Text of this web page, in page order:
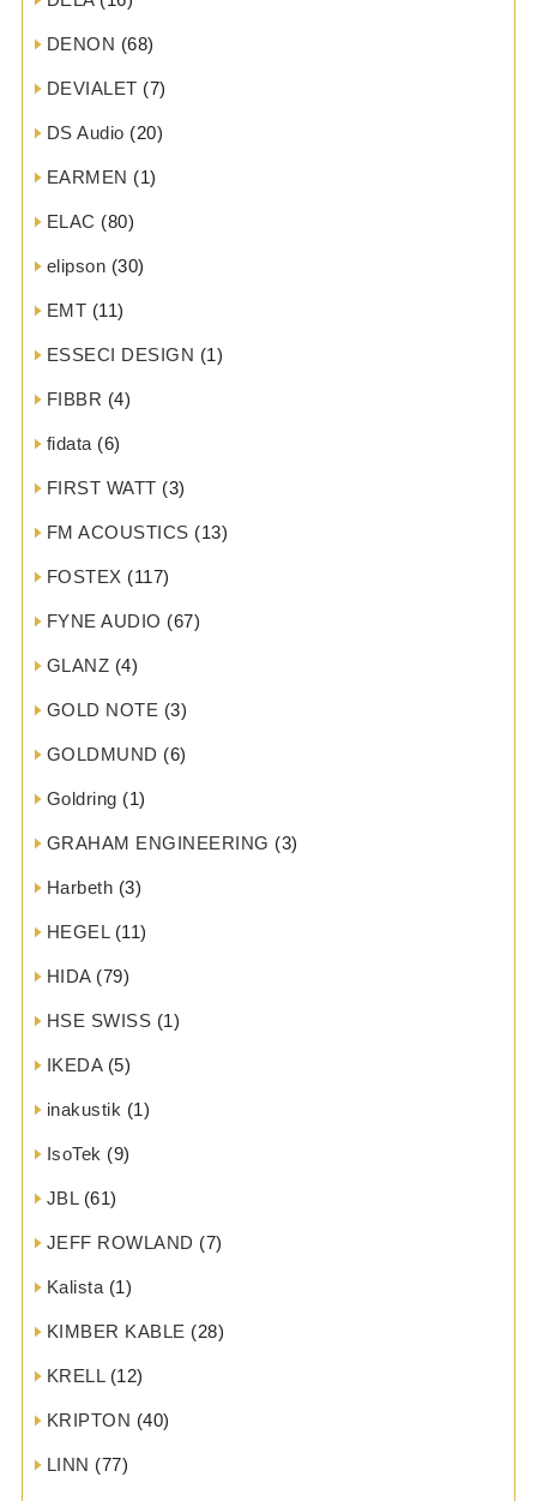
DENON (68)
DEVIALET (7)
DS Audio (20)
EARMEN (1)
ELAC (80)
elipson (30)
EMT (11)
ESSECI DESIGN (1)
FIBBR (4)
fidata (6)
FIRST WATT (3)
FM ACOUSTICS (13)
FOSTEX (117)
FYNE AUDIO (67)
GLANZ (4)
GOLD NOTE (3)
GOLDMUND (6)
Goldring (1)
GRAHAM ENGINEERING (3)
Harbeth (3)
HEGEL(11)
HIDA(79)
HSE SWISS (1)
IKEDA(5)
inakustik (1)
IsoTek (9)
JBL(61)
JEFF ROWLAND (7)
Kalista (1)
KIMBER KABLE (28)
KRELL(12)
KRIPTON (40)
LINN (77)